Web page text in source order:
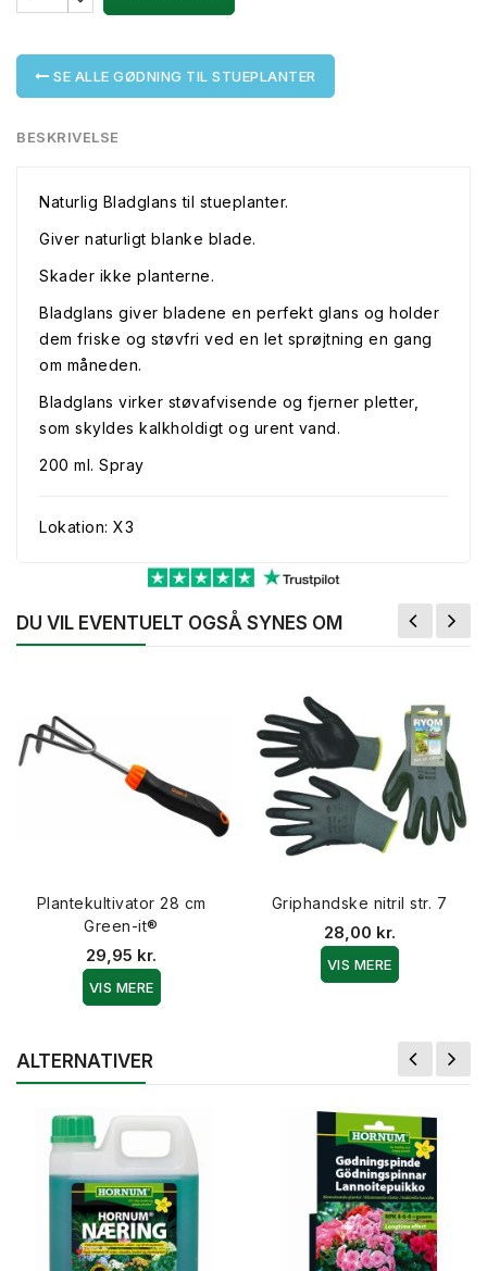
SE ALLE GØDNING TIL STUEPLANTER
BESKRIVELSE
Naturlig Bladglans til stueplanter.
Giver naturligt blanke blade.
Skader ikke planterne.
Bladglans giver bladene en perfekt glans og holder
dem friske og støvfri ved en let sprøjtning en gang
om måneden.
Bladglans virker støvafvisende og fjerner pletter,
som skyldes kalkholdigt og urent vand.
200 ml. Spray
Lokation: X3
DU VIL EVENTUELT OGSÅ SYNES OM
Plantekultivator 28 cm
Green-it®
29,95 kr.
VIS MERE
Griphandske nitril str. 7
28,00 kr.
VIS MERE
ALTERNATIVER